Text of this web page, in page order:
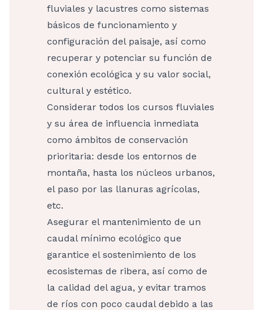
fluviales y lacustres como sistemas
básicos de funcionamiento y
configuración del paisaje, así como
recuperar y potenciar su función de
conexión ecológica y su valor social,
cultural y estético.
Considerar todos los cursos fluviales
y su área de influencia inmediata
como ámbitos de conservación
prioritaria: desde los entornos de
montaña, hasta los núcleos urbanos,
el paso por las llanuras agrícolas,
etc.
Asegurar el mantenimiento de un
caudal mínimo ecológico que
garantice el sostenimiento de los
ecosistemas de ribera, así como de
la calidad del agua, y evitar tramos
de ríos con poco caudal debido a las